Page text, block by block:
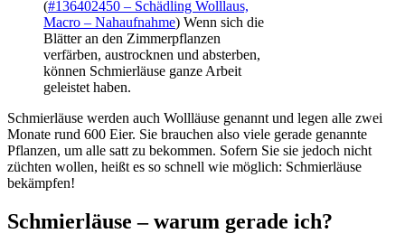
(#136402450 – Schädling Wolllaus,
Macro – Nahaufnahme) Wenn sich die
Blätter an den Zimmerpflanzen
verfärben, austrocknen und absterben,
können Schmierläuse ganze Arbeit
geleistet haben.
Schmierläuse werden auch Wollläuse genannt und legen alle zwei
Monate rund 600 Eier. Sie brauchen also viele gerade genannte
Pflanzen, um alle satt zu bekommen. Sofern Sie sie jedoch nicht
züchten wollen, heißt es so schnell wie möglich: Schmierläuse
bekämpfen!
Schmierläuse – warum gerade ich?